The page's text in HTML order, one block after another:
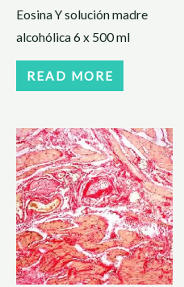
Eosina Y solución madre
alcohólica 6 x 500 ml
READ MORE